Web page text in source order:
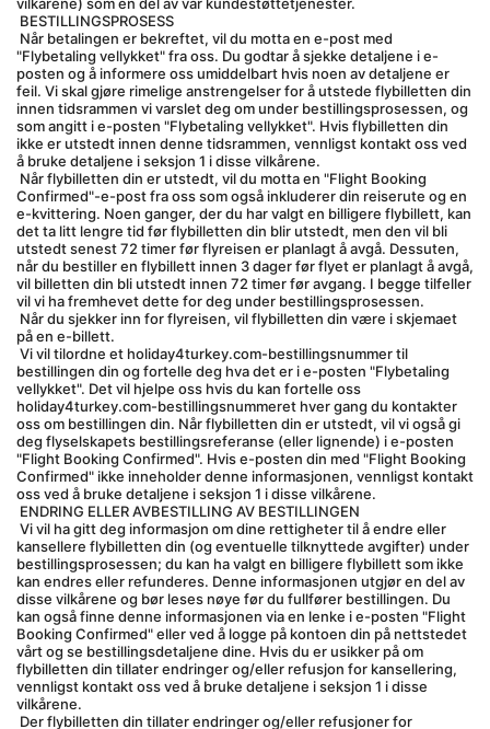
BESTILLINGSPROSESS
"Flybetaling vellykket" fra oss. Du godtar å sjekke detaljene i e-
posten og å informere oss umiddelbart hvis noen av detaljene er
feil. Vi skal gjøre rimelige anstrengelser for å utstede flybilletten din
innen tidsrammen vi varslet deg om under bestillingsprosessen, og
som angitt i e-posten "Flybetaling vellykket". Hvis flybilletten din
ikke er utstedt innen denne tidsrammen, vennligst kontakt oss ved
å bruke detaljene i seksjon 1 i disse vilkårene.
Confirmed"-e-post fra oss som også inkluderer din reiserute og en
e-kvittering. Noen ganger, der du har valgt en billigere flybillett, kan
det ta litt lengre tid før flybilletten din blir utstedt, men den vil bli
utstedt senest 72 timer før flyreisen er planlagt å avgå. Dessuten,
når du bestiller en flybillett innen 3 dager før flyet er planlagt å avgå,
vil billetten din bli utstedt innen 72 timer før avgang. I begge tilfeller
vil vi ha fremhevet dette for deg under bestillingsprosessen.
på en e-billett.
bestillingen din og fortelle deg hva det er i e-posten "Flybetaling
vellykket". Det vil hjelpe oss hvis du kan fortelle oss
holiday4turkey.com-bestillingsnummeret hver gang du kontakter
oss om bestillingen din. Når flybilletten din er utstedt, vil vi også gi
deg flyselskapets bestillingsreferanse (eller lignende) i e-posten
"Flight Booking Confirmed". Hvis e-posten din med "Flight Booking
Confirmed" ikke inneholder denne informasjonen, vennligst kontakt
oss ved å bruke detaljene i seksjon 1 i disse vilkårene.
ENDRING ELLER AVBESTILLING AV BESTILLINGEN
kansellere flybilletten din (og eventuelle tilknyttede avgifter) under
bestillingsprosessen; du kan ha valgt en billigere flybillett som ikke
kan endres eller refunderes. Denne informasjonen utgjør en del av
disse vilkårene og bør leses nøye før du fullfører bestillingen. Du
kan også finne denne informasjonen via en lenke i e-posten "Flight
Booking Confirmed" eller ved å logge på kontoen din på nettstedet
vårt og se bestillingsdetaljene dine. Hvis du er usikker på om
flybilletten din tillater endringer og/eller refusjon for kansellering,
vennligst kontakt oss ved å bruke detaljene i seksjon 1 i disse
vilkårene.